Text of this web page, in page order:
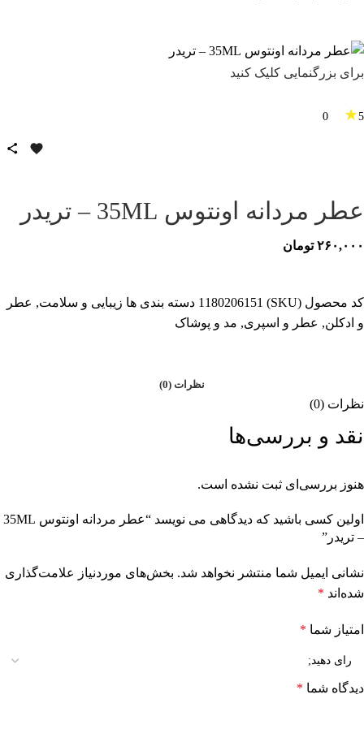
برای بزرگنمایی کلیک کنید
5
★
عطر مردانه اونتوس 35ML – تریدر
۲۶۰,۰۰۰ تومان
کد محصول (SKU) 1180206151 دسته بندی ها زیبایی و سلامت, عطر
و ادکلن, عطر و اسپری, مد و پوشاک
نظرات (0)
نظرات (0)
نقد و بررسی‌ها
هنوز بررسی‌ای ثبت نشده است.
اولین کسی باشید که دیدگاهی می نویسد “عطر مردانه اونتوس 35ML
– تریدر”
نشانی ایمیل شما منتشر نخواهد شد. بخش‌های موردنیاز علامت‌گذاری
شده‌اند *
امتیاز شما *
دیدگاه شما *